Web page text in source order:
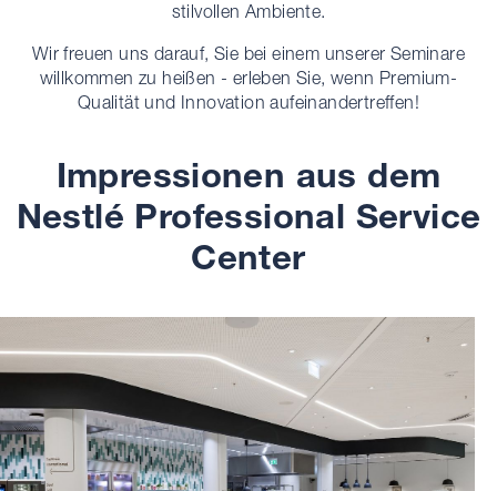
stilvollen Ambiente.
Wir freuen uns darauf, Sie bei einem unserer Seminare
willkommen zu heißen - erleben Sie, wenn Premium-
Qualität und Innovation aufeinandertreffen!
Impressionen aus dem
Nestlé Professional Service
Center